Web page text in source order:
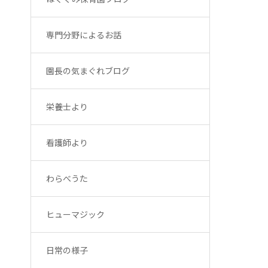
専門分野によるお話
園長の気まぐれブログ
栄養士より
看護師より
わらべうた
ヒューマジック
日常の様子